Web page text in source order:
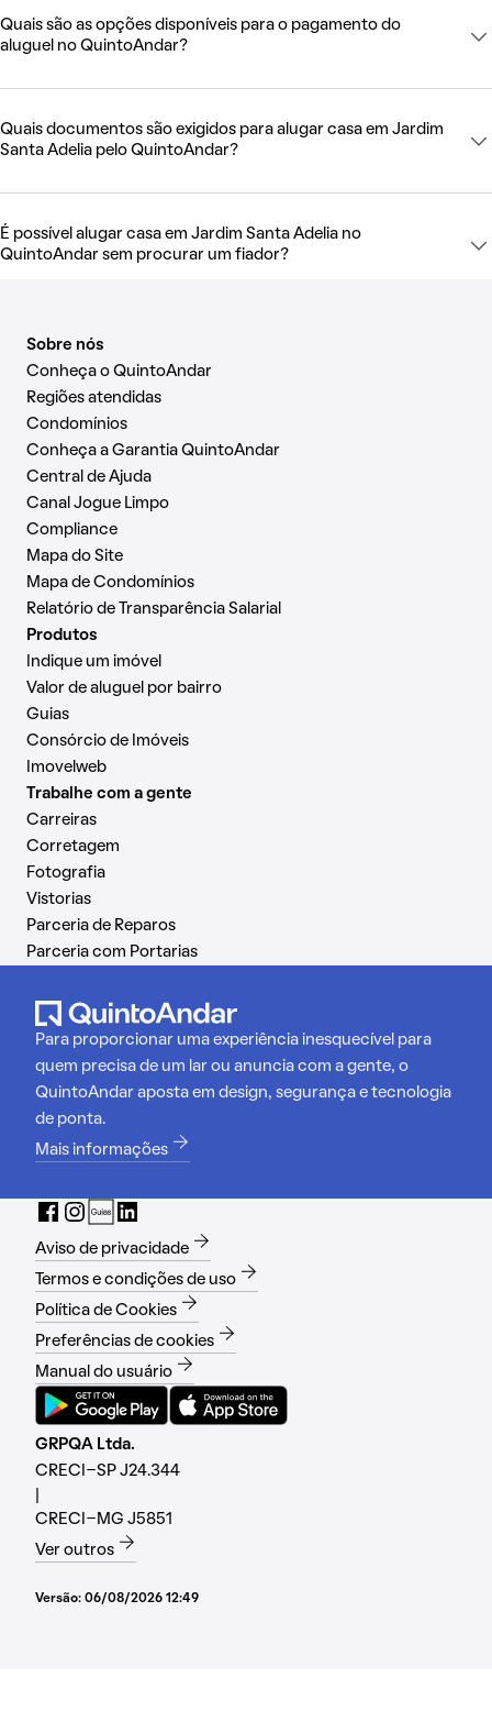
Quais são as opções disponíveis para o pagamento do
aluguel no QuintoAndar?
Quais documentos são exigidos para alugar casa em Jardim
Santa Adelia pelo QuintoAndar?
É possível alugar casa em Jardim Santa Adelia no
QuintoAndar sem procurar um fiador?
Sobre nós
Conheça o QuintoAndar
Regiões atendidas
Condomínios
Conheça a Garantia QuintoAndar
Central de Ajuda
Canal Jogue Limpo
Compliance
Mapa do Site
Mapa de Condomínios
Relatório de Transparência Salarial
Produtos
Indique um imóvel
Valor de aluguel por bairro
Guias
Consórcio de Imóveis
Imovelweb
Trabalhe com a gente
Carreiras
Corretagem
Fotografia
Vistorias
Parceria de Reparos
Parceria com Portarias
Para proporcionar uma experiência inesquecível para
quem precisa de um lar ou anuncia com a gente, o
QuintoAndar aposta em design, segurança e tecnologia
de ponta.
Mais informações
Aviso de privacidade
Termos e condições de uso
Política de Cookies
Preferências de cookies
Manual do usuário
GRPQA Ltda.
CRECI-SP J24.344
CRECI-MG J5851
Ver outros
Versão: 06/08/2026 12:49